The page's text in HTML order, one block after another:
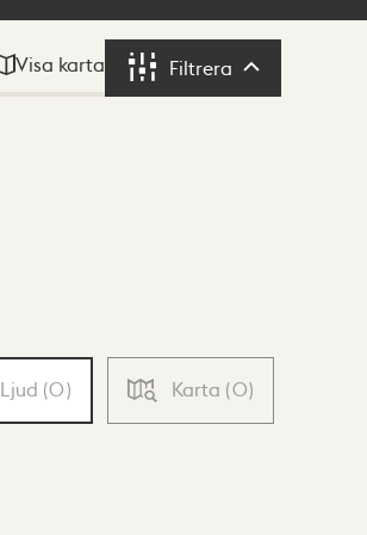
Visa karta Filtrera Filtrera
Ljud (0) Karta (0)